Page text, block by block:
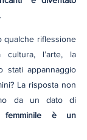
qualche riflessione
l’arte, la
stati appannaggio
La risposta non
da un dato di
femminile è un